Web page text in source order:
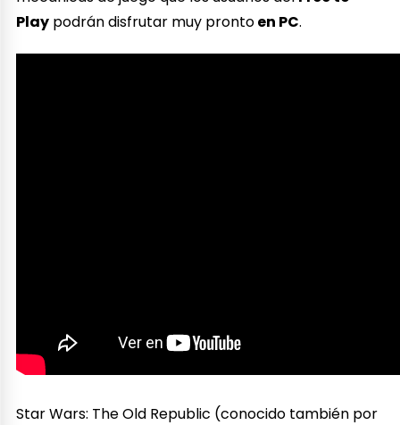
Play podrán disfrutar muy prontoen PC.
Star Wars: The Old Republic (conocido también por